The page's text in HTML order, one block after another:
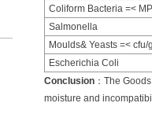
Coliform Bacteria =<
Salmonella
Moulds& Yeasts =< cfu/g
Escherichia Coli
Conclusion ：The
moisture and